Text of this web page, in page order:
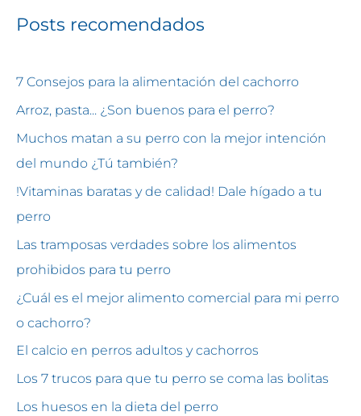
Posts recomendados
7 Consejos para la alimentación del cachorro
Arroz, pasta... ¿Son buenos para el perro?
Muchos matan a su perro con la mejor intención
del mundo ¿Tú también?
!Vitaminas baratas y de calidad! Dale hígado a tu
perro
Las tramposas verdades sobre los alimentos
prohibidos para tu perro
¿Cuál es el mejor alimento comercial para mi perro
o cachorro?
El calcio en perros adultos y cachorros
Los 7 trucos para que tu perro se coma las bolitas
Los huesos en la dieta del perro